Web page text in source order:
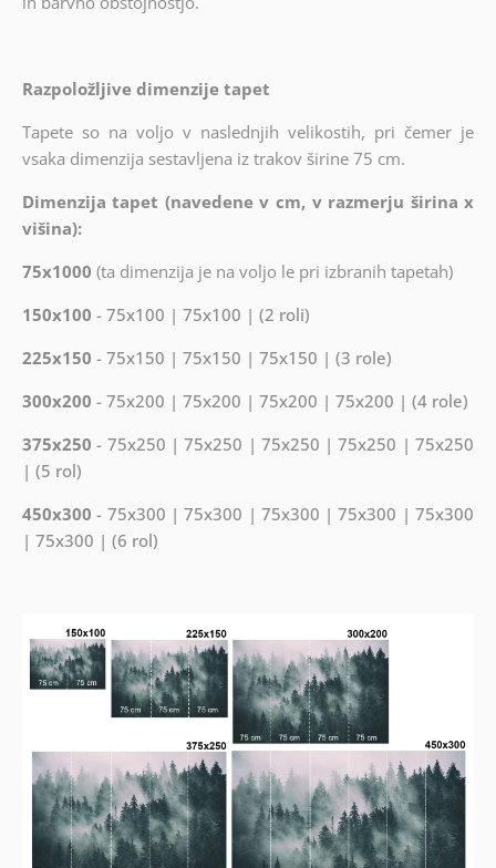
Razpoložljive dimenzije tapet
Tapete so na voljo v naslednjih velikostih, pri čemer je
vsaka dimenzija sestavljena iz trakov širine 75 cm.
Dimenzija tapet (navedene v cm, v razmerju širina x
višina):
75x1000 (ta dimenzija je na voljo le pri izbranih tapetah)
150x100 - 75x100 | 75x100 | (2 roli)
225x150 - 75x150 | 75x150 | 75x150 | (3 role)
300x200 - 75x200 | 75x200 | 75x200 | 75x200 | (4 role)
375x250 - 75x250 | 75x250 | 75x250 | 75x250 | 75x250
| (5 rol)
450x300 - 75x300 | 75x300 | 75x300 | 75x300 | 75x300
| 75x300 | (6 rol)